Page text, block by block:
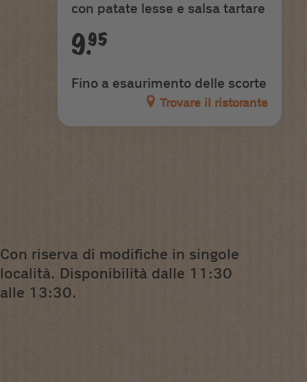
con patate lesse e salsa tartare
9.95
Fino a esaurimento delle scorte
Trovare il ristorante
Con riserva di modifiche in singole
località. Disponibilità dalle 11:30
alle 13:30.